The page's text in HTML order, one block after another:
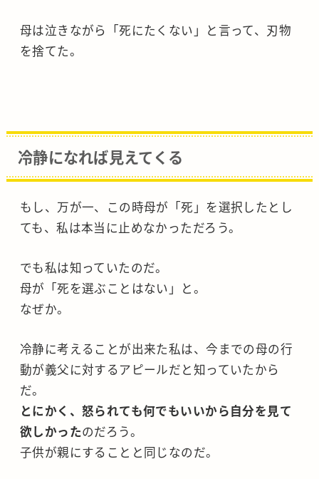
母は泣きながら「死にたくない」と言って、刃物
を捨てた。
冷静になれば見えてくる
もし、万が一、この時母が「死」を選択したとし
ても、私は本当に止めなかっただろう。
でも私は知っていたのだ。
母が「死を選ぶことはない」と。
なぜか。
冷静に考えることが出来た私は、今までの母の行
動が義父に対するアピールだと知っていたから
だ。
とにかく、怒られても何でもいいから自分を見て
欲しかったのだろう。
子供が親にすることと同じなのだ。